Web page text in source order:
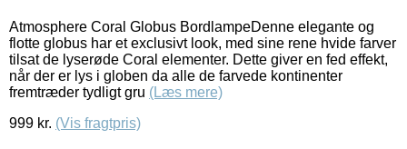
Atmosphere Coral Globus BordlampeDenne elegante og
flotte globus har et exclusivt look, med sine rene hvide farver
tilsat de lyserøde Coral elementer. Dette giver en fed effekt,
når der er lys i globen da alle de farvede kontinenter
fremtræder tydligt gru (Læs mere)
999 kr. (Vis fragtpris)